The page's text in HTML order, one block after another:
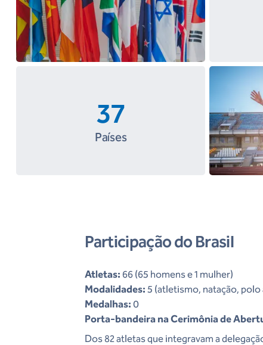
37
Países
Participação do Brasil
Atletas:66 (65 homens e 1 mulher)
Modalidades: 5 (atletismo, natação,
Medalhas: 0
Porta-bandeira na Cerimônia de
Dos 82 atletas que integravam a